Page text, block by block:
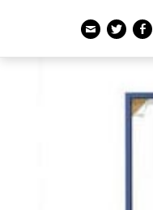
EmailTwitter